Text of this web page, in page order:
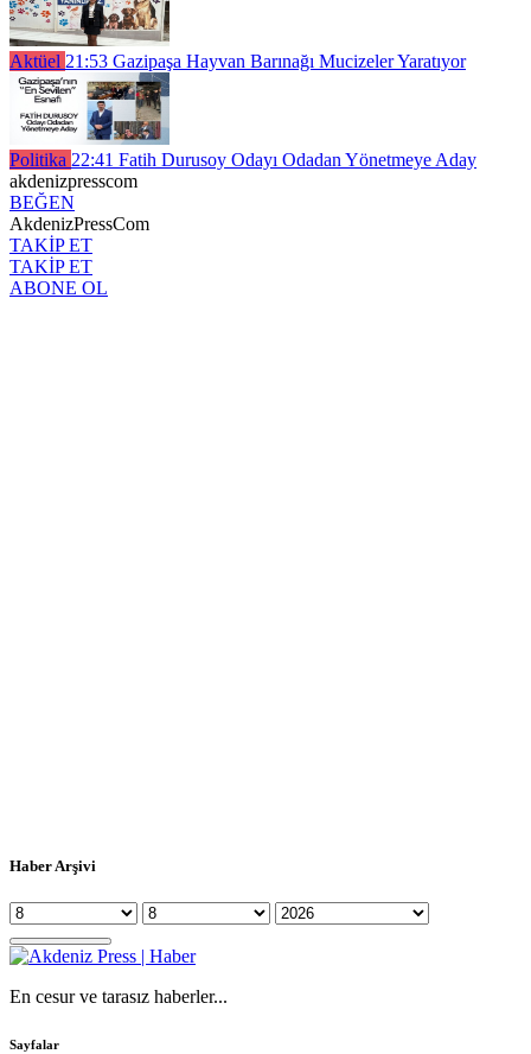
Aktüel 21:53 Gazipaşa Hayvan Barınağı Mucizeler Yaratıyor
Politika 22:41 Fatih Durusoy Odayı Odadan Yönetmeye Aday
akdenizpresscom
BEĞEN
AkdenizPressCom
TAKİP ET
TAKİP ET
ABONE OL
Haber Arşivi
En cesur ve tarasız haberler...
Sayfalar